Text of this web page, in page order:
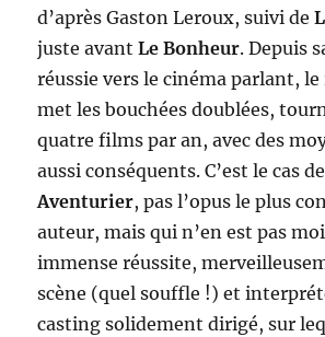
d’après Gaston Leroux, suivi de
juste avantLe Bonheur. Depuis
réussie vers le cinéma parlant,
met les bouchées doublées,
quatre films par an, avec des
aussi conséquents. C’est le cas
Aventurier, pas l’opus le plus
auteur, mais qui n’en est pas
immense réussite,
scène (quel souffle !) et
casting solidement dirigé, sur